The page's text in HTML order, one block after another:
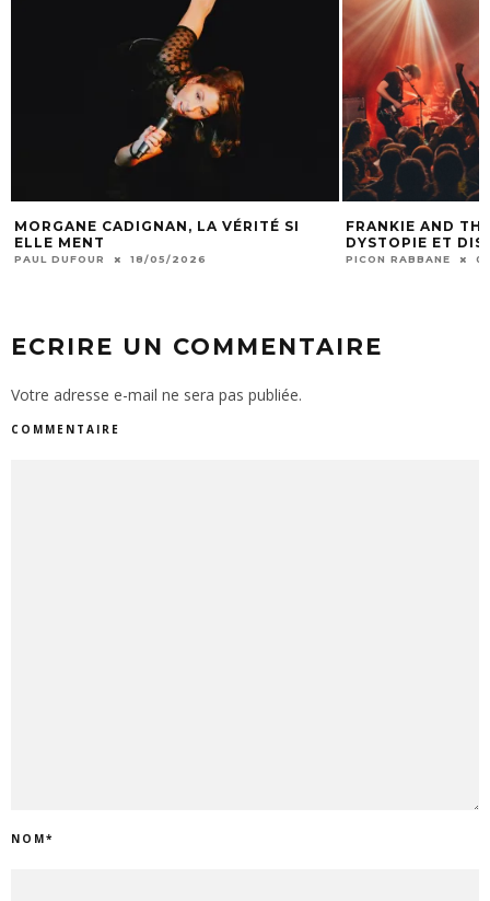
MORGANE CADIGNAN, LA VÉRITÉ SI
ELLE MENT
PAUL DUFOUR 18/05/2026
FRANKIE AND
DYSTOPIE ET
PICON RABBANE
ECRIRE UN COMMENTAIRE
Votre adresse e-mail ne sera pas publiée.
COMMENTAIRE
NOM*